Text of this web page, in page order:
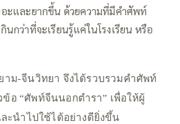
อะและยากขึ้น ด้วยความที่มีคำศัพท์
นกว่าที่จะเรียนรู้แค่ในโรงเรียน หรือ
าม-จีนวิทยา จึงได้รวบรวมคำศัพท์
อ “ศัพท์จีนนอกตำรา” เพื่อให้ผู้
ะนำไปใช้ได้อย่างดียิ่งขึ้น